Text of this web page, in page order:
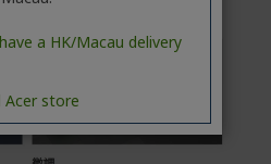
a HK/Macau delivery
Acer store